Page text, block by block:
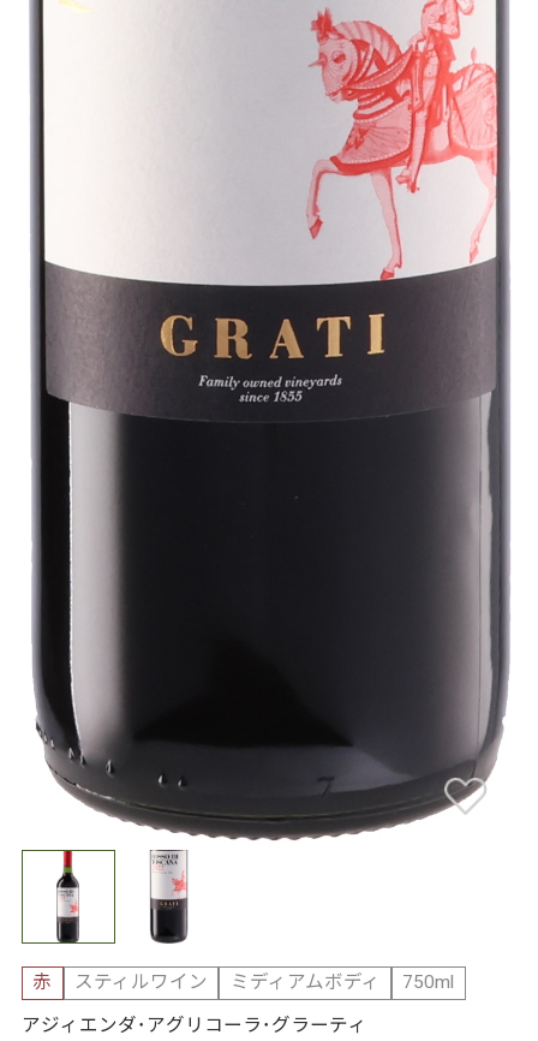
赤 スティルワイン ミディアムボディ
750ml
アジィエンダ･アグリコーラ･グラーティ